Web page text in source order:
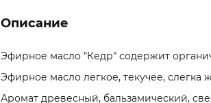
Описание
Эфирное масло "Кедр" содержит
Эфирное масло легкое, текучее, слегка
Аромат древесный, бальзамический,